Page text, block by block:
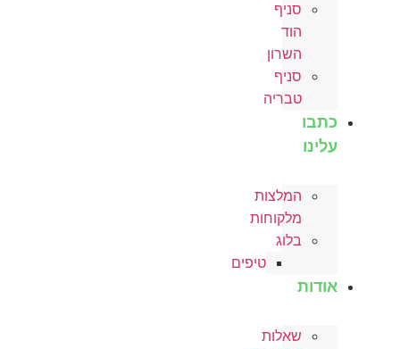
סניף
הוד
השרון
סניף
טבריה
כתבו
עלינו
המלצות
מלקוחות
בלוג
טיפים
אודות
שאלות